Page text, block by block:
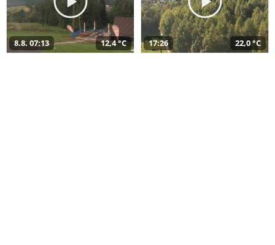
8.8. 07:13 12,4 °C 17:26 22,0 °C